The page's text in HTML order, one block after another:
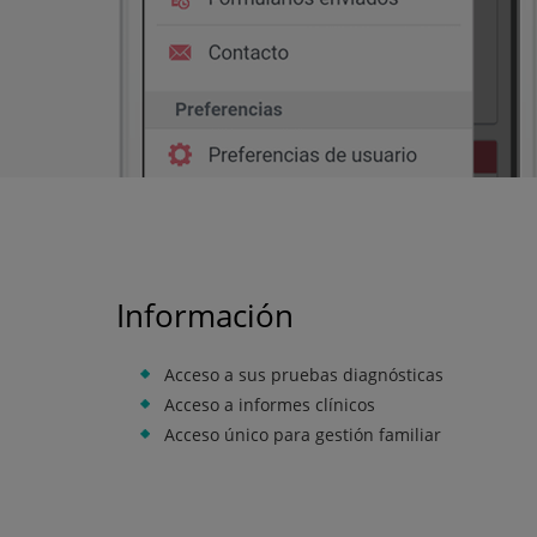
Información
Acceso a sus pruebas diagnósticas
Acceso a informes clínicos
Acceso único para gestión familiar